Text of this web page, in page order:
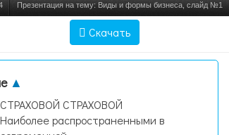
Презентация на тему: Виды и формы бизнеса, слайд №1
Скачать
▲
СТРАХОВОЙ СТРАХОВОЙ
Наиболее распространенными в